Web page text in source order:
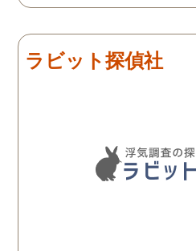
り入れ、細かく打ち合わせ
た。調査を行った日はその
日の報告を入れてくれたり
聞いて頂いたりと精神的に
も助かりました。 報告書や
調査の動画を見せてもらっ
ラビット探偵社